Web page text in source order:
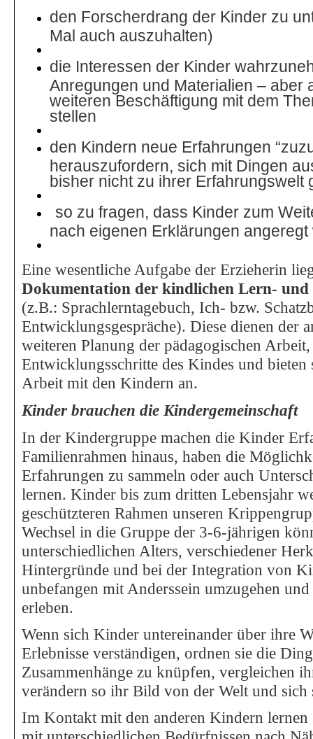
den Forscherdrang der Kinder zu
Mal auch auszuhalten)
die Interessen der Kinder
Anregungen und Materialien – aber
weiteren Beschäftigung mit dem
stellen
den Kindern neue Erfahrungen
herauszufordern, sich mit Dingen
bisher nicht zu ihrer Erfahrungswelt
so zu fragen, dass Kinder zum
nach eigenen Erklärungen angeregt
Eine wesentliche Aufgabe der Erzieherin
Dokumentation der kindlichen Lern- und
(z.B.: Sprachlerntagebuch, Ich- bzw.
Entwicklungsgespräche). Diese dienen der
weiteren Planung der pädagogischen
Entwicklungsschritte des Kindes und
Arbeit mit den Kindern an.
Kinder brauchen die Kindergemeinschaft
In der Kindergruppe machen die Kinder
Familienrahmen hinaus, haben die
Erfahrungen zu sammeln oder auch
lernen. Kinder bis zum dritten Lebensjahr
geschützteren Rahmen unseren
Wechsel in die Gruppe der 3-6-jährigen
unterschiedlichen Alters, verschiedener
Hintergründe und bei der Integration von
unbefangen mit Anderssein umzugehen
erleben.
Wenn sich Kinder untereinander über ihre
Erlebnisse verständigen, ordnen sie die
Zusammenhänge zu knüpfen, vergleichen
verändern so ihr Bild von der Welt und sich
Im Kontakt mit den anderen Kindern